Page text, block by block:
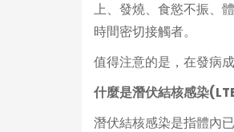
上、發燒、食慾不振、
時間密切接觸者。
值得注意的是，在發病
什麼是潛伏結核感染
潛伏結核感染是指體內